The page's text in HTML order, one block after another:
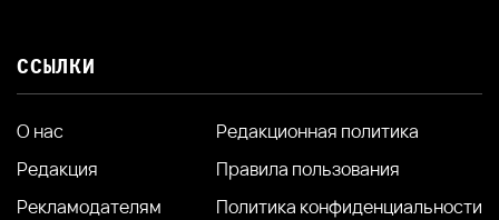
ССЫЛКИ
О нас
Редакция
Рекламодателям
Редакционная политика
Правила пользования
Политика конфиденциальности